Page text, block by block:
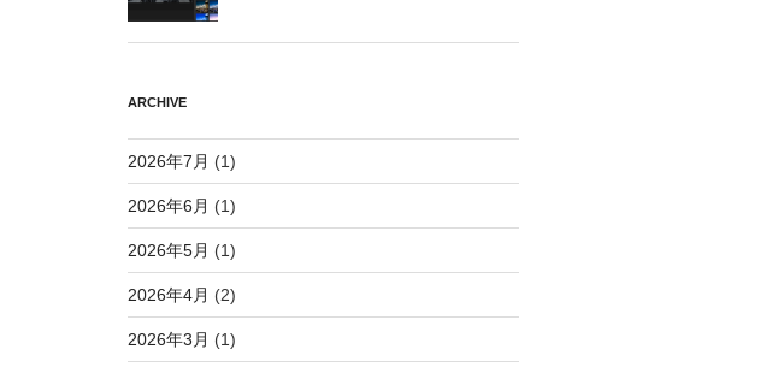
ARCHIVE
2026年7月 (1)
2026年6月 (1)
2026年5月 (1)
2026年4月 (2)
2026年3月 (1)